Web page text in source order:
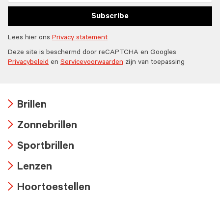
Subscribe
Lees hier ons Privacy statement
Deze site is beschermd door reCAPTCHA en Googles
Privacybeleid en Servicevoorwaarden zijn van toepassing
icon
Brillen
icon
Zonnebrillen
icon
Sportbrillen
icon
Lenzen
Hoortoestellen